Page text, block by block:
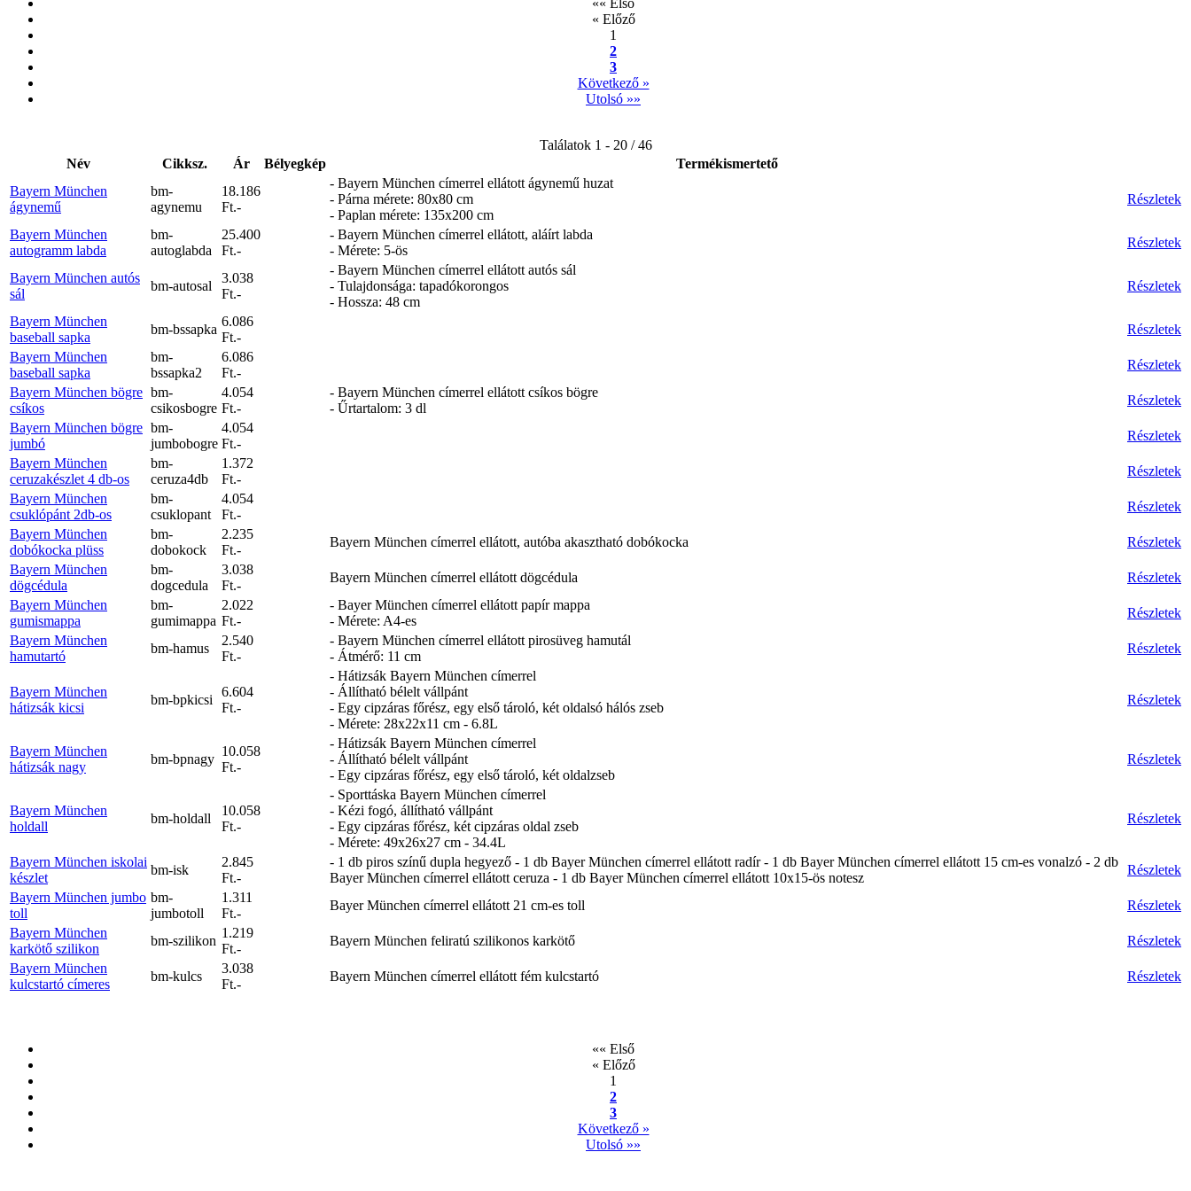
«« Első
« Előző
1
2
3
Következő »
Utolsó »»
Találatok 1 - 20 / 46
Név
Cikksz. Ár Bélyegkép
Termékismertető
Bayern München
ágynemű
bm-
agynemu
18.186
Ft.-
- Bayern München címerrel ellátott ágynemű huzat
- Párna mérete: 80x80 cm
- Paplan mérete: 135x200 cm
Részletek
Bayern München
autogramm labda
bm-
autoglabda
25.400
Ft.-
- Bayern München címerrel ellátott, aláírt labda
- Mérete: 5-ös
Részletek
Bayern München autós
sál
bm-autosal
3.038
Ft.-
- Bayern München címerrel ellátott autós sál
- Tulajdonsága: tapadókorongos
- Hossza: 48 cm
Részletek
Bayern München
baseball sapka
bm-bssapka
6.086
Ft.-
Részletek
Bayern München
baseball sapka
bm-
bssapka2
6.086
Ft.-
Részletek
Bayern München bögre
csíkos
bm-
csikosbogre
4.054
Ft.-
- Bayern München címerrel ellátott csíkos bögre
- Űrtartalom: 3 dl
Részletek
Bayern München bögre
jumbó
bm-
jumbobogre
4.054
Ft.-
Részletek
Bayern München
ceruzakészlet 4 db-os
bm-
ceruza4db
1.372
Ft.-
Részletek
Bayern München
csuklópánt 2db-os
bm-
csuklopant
4.054
Ft.-
Részletek
Bayern München
dobókocka plüss
bm-
dobokock
2.235
Ft.-
Bayern München címerrel ellátott, autóba akasztható dobókocka
Részletek
Bayern München
dögcédula
bm-
dogcedula
3.038
Ft.-
Bayern München címerrel ellátott dögcédula
Részletek
Bayern München
gumismappa
bm-
gumimappa
2.022
Ft.-
- Bayer München címerrel ellátott papír mappa
- Mérete: A4-es
Részletek
Bayern München
hamutartó
bm-hamus
2.540
Ft.-
- Bayern München címerrel ellátott pirosüveg hamutál
- Átmérő: 11 cm
Részletek
Bayern München
hátizsák kicsi
bm-bpkicsi
6.604
Ft.-
- Hátizsák Bayern München címerrel
- Állítható bélelt vállpánt
- Egy cipzáras főrész, egy első tároló, két oldalsó hálós zseb
- Mérete: 28x22x11 cm - 6.8L
Részletek
Bayern München
hátizsák nagy
bm-bpnagy
10.058
Ft.-
- Hátizsák Bayern München címerrel
- Állítható bélelt vállpánt
- Egy cipzáras főrész, egy első tároló, két oldalzseb
Részletek
Bayern München
holdall
bm-holdall
10.058
Ft.-
- Sporttáska Bayern München címerrel
- Kézi fogó, állítható vállpánt
- Egy cipzáras főrész, két cipzáras oldal zseb
- Mérete: 49x26x27 cm - 34.4L
Részletek
Bayern München iskolai
készlet
bm-isk
2.845
Ft.-
- 1 db piros színű dupla hegyező - 1 db Bayer München címerrel ellátott radír - 1 db Bayer München címerrel ellátott 15 cm-es vonalzó - 2 db
Bayer München címerrel ellátott ceruza - 1 db Bayer München címerrel ellátott 10x15-ös notesz
Részletek
Bayern München jumbo
toll
bm-
jumbotoll
1.311
Ft.-
Bayer München címerrel ellátott 21 cm-es toll
Részletek
Bayern München
karkötő szilikon
bm-szilikon
1.219
Ft.-
Bayern München feliratú szilikonos karkötő
Részletek
Bayern München
kulcstartó címeres
bm-kulcs
3.038
Ft.-
Bayern München címerrel ellátott fém kulcstartó Részletek
«« Első
« Előző
1
2
3
Következő »
Utolsó »»